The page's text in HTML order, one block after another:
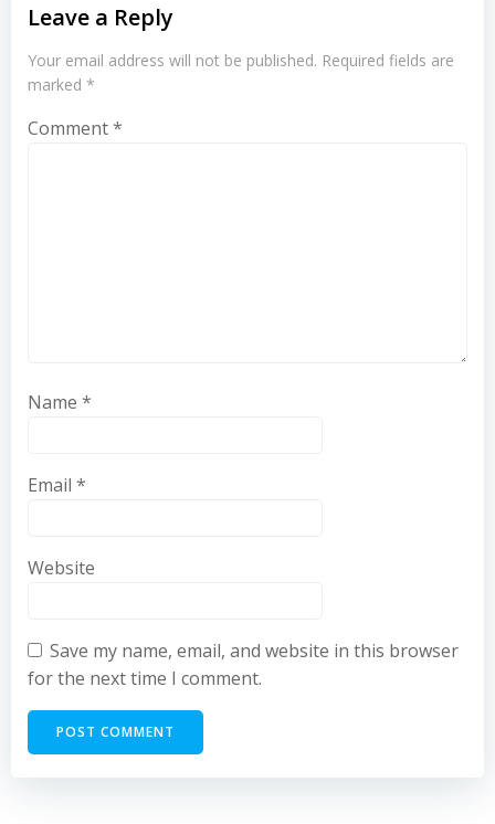
Leave a Reply
Your email address will not be published. Required fields are
marked *
Comment*
Name *
Email *
Website
Save my name, email, and website in this browser
for the next time I comment.